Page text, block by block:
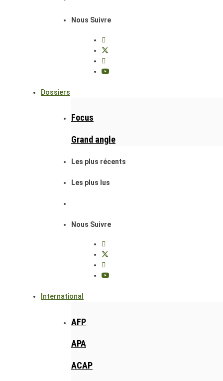
Nous Suivre
Dossiers
Focus
Grand angle
Les plus récents
Les plus lus
Nous Suivre
International
AFP
APA
ACAP